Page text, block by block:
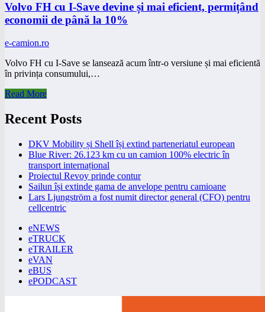
Volvo FH cu I-Save devine și mai eficient, permițând
economii de până la 10%
e-camion.ro
Volvo FH cu I-Save se lansează acum într-o versiune și mai eficientă
în privința consumului,…
Read More
Recent Posts
DKV Mobility și Shell își extind parteneriatul european
Blue River: 26.123 km cu un camion 100% electric în
transport internațional
Proiectul Revoy prinde contur
Sailun își extinde gama de anvelope pentru camioane
Lars Ljungström a fost numit director general (CFO) pentru
cellcentric
eNEWS
eTRUCK
eTRAILER
eVAN
eBUS
ePODCAST